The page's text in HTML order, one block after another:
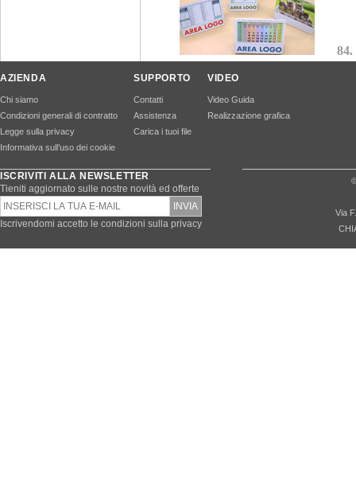
AZIENDA
Chi siamo
Condizioni generali di contratto
Legge sulla privacy
Informativa sull’uso dei cookie
SUPPORTO
Contatti
Assistenza
Carica i tuoi file
VIDEO
Video Guida
Realizzazione grafica
ISCRIVITI ALLA NEWSLETTER
Tieniti aggiornato sulle nostre novità ed offerte
Iscrivendomi accetto le condizioni sulla privacy
Via